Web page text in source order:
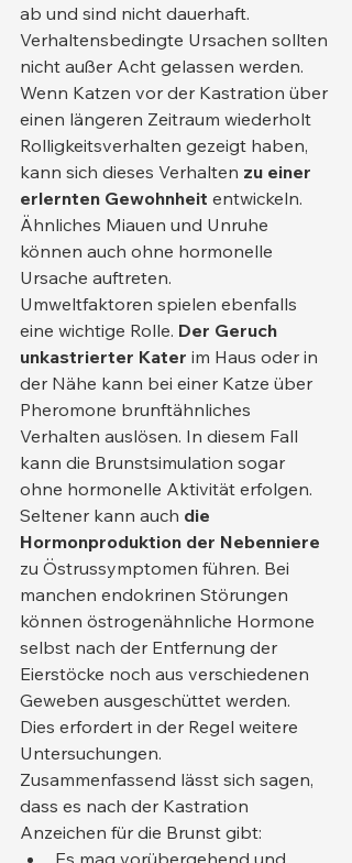
ab und sind nicht dauerhaft.
Verhaltensbedingte Ursachen sollten
nicht außer Acht gelassen werden.
Wenn Katzen vor der Kastration über
einen längeren Zeitraum wiederholt
Rolligkeitsverhalten gezeigt haben,
kann sich dieses Verhalten zu einer
erlernten Gewohnheit entwickeln.
Ähnliches Miauen und Unruhe
können auch ohne hormonelle
Ursache auftreten.
Umweltfaktoren spielen ebenfalls
eine wichtige Rolle. Der Geruch
unkastrierter Kater im Haus oder in
der Nähe kann bei einer Katze über
Pheromone brunftähnliches
Verhalten auslösen. In diesem Fall
kann die Brunstsimulation sogar
ohne hormonelle Aktivität erfolgen.
Seltener kann auch die
Hormonproduktion der Nebenniere
zu Östrussymptomen führen. Bei
manchen endokrinen Störungen
können östrogenähnliche Hormone
selbst nach der Entfernung der
Eierstöcke noch aus verschiedenen
Geweben ausgeschüttet werden.
Dies erfordert in der Regel weitere
Untersuchungen.
Zusammenfassend lässt sich sagen,
dass es nach der Kastration
Anzeichen für die Brunst gibt:
Es mag vorübergehend und